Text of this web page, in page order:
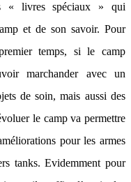
« livres spéciaux » qui
et de son savoir. Pour
temps, si le camp
marchander avec un
de soin, mais aussi des
le camp va permettre
pour les armes
tanks. Evidemment pour